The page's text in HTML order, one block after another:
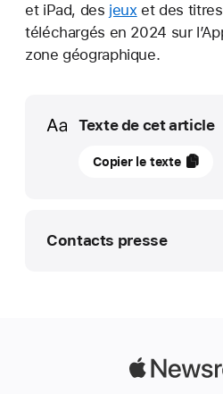
et iPad, des jeux et des
téléchargés en 2024 sur
zone géographique.
Media
Texte de cet article
16
ACTUALITÉ
Copier le texte
Contacts presse